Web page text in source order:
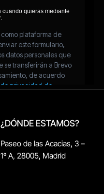
¿DÓNDE ESTAMOS?
Paseo de las Acacias, 3 –
1º A, 28005, Madrid